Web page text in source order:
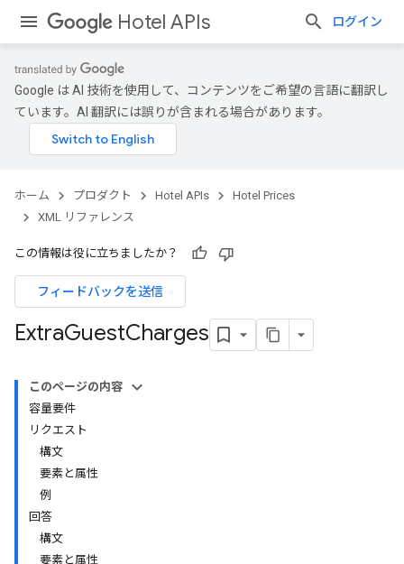
Hotel APIs ログイン
Google は AI 技術を使用して、コンテンツをご希望の言語に翻訳し
ています。AI 翻訳には誤りが含まれる場合があります。
ホーム プロダクト Hotel APIs
Hotel Prices
XML リファレンス
この情報は役に立ちましたか？
フィードバックを送信
ExtraGuestCharges
このページの内容
容量要件
リクエスト
構文
要素と属性
例
回答
構文
要素と属性